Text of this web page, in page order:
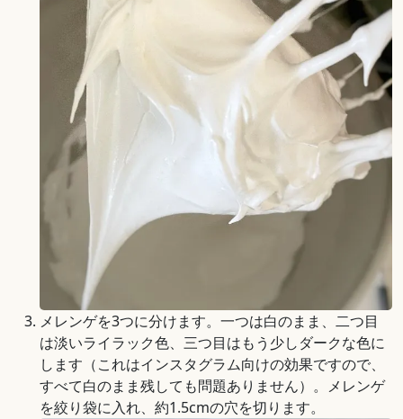
メレンゲを3つに分けます。一つは白のまま、二つ目
は淡いライラック色、三つ目はもう少しダークな色に
します（これはインスタグラム向けの効果ですので、
すべて白のまま残しても問題ありません）。メレンゲ
を絞り袋に入れ、約1.5cmの穴を切ります。